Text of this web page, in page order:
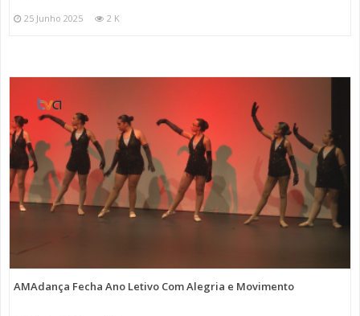
25 Junho 2025 2 K
AMAdança Fecha Ano Letivo Com Alegria e Movimento